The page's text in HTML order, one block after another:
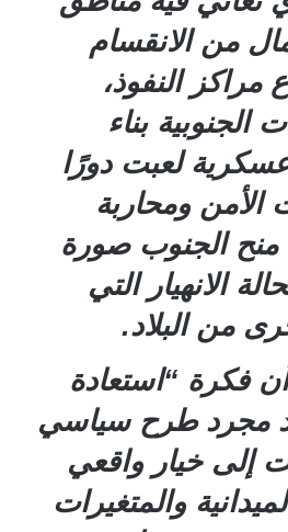
من الانقسام
النفوذ،
بناء
لعبت دورًا
الأمن ومحاربة
منح الجنوب صورة
الانهيار التي
من البلاد.
فكرة “استعادة
مجرد طرح سياسي
إلى خيار واقعي
والمتغيرات